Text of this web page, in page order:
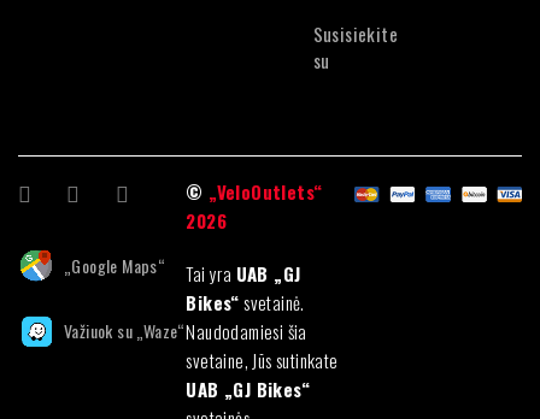
Susisiekite
su
„Google Maps“
Važiuok su „Waze“
© „VeloOutlets“
2026
Tai yra UAB „GJ
Bikes“svetainė.
Naudodamiesi šia
svetaine, Jūs sutinkate
UAB „GJ Bikes“